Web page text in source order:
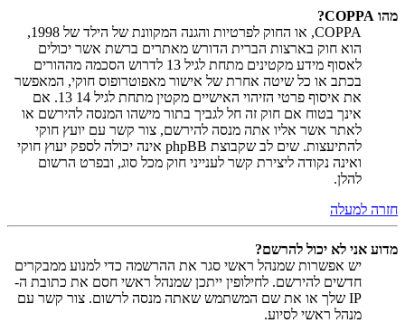
מהו COPPA?
COPPA, או החוק לפרטיות והגנה המקוונת של הילד של 1998,
הוא חוק בארצות הברית הדורש מאתרים ברשת אשר יכולים
לאסוף מידע מקטינים מתחת לגיל 13 לדרוש הסכמה מההורים
בכתב או כל שיטה אחרת של אישור מאפוטרופוס חוקי, המאפשר
את איסוף פרטי הזיהוי האישיים מקטין מתחת לגיל 14 13. אם
אינך בטוח אם חוק זה חל לגביך בתור מישהו המנסה להירשם או
לאתר אשר אליו אתה מנסה להירשם, צור קשר עם יועץ חוקי
להתיעצות. שים לב שקבוצת phpBB אינה יכולה לספק יעוץ חוקי
ואינה נקודה ליצירת קשר לענייני חוק מכל סוג, ובפרט הרשום
להלן.
חזרה למעלה
מדוע אני לא יכול להרשם?
יש אפשרות שמנהל ראשי סגר את ההרשמה כדי למנוע ממבקרים
חדשים להירשם. לחילופין ייתכן שמנהל ראשי חסם את כתובת ה-
IP שלך או את שם המשתמש שאתה מנסה לרשום. צור קשר עם
מנהל ראשי לסיוע.